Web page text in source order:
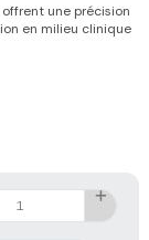
une précision
en milieu clinique